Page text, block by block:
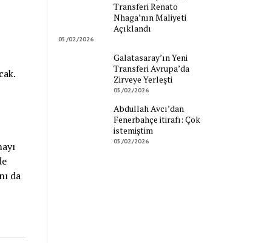
da
Transferi Renato
Nhaga’nın Maliyeti
Açıklandı
05/02/2026
Galatasaray’ın Yeni
Transferi Avrupa’da
Zirveye Yerleşti
05/02/2026
Abdullah Avcı’dan
Fenerbahçe itirafı: Çok
istemiştim
05/02/2026